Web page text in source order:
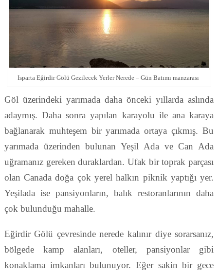
Isparta Eğirdir Gölü Gezilecek Yerler Nerede – Gün Batımı manzarası
Göl üzerindeki yarımada daha önceki yıllarda aslında
adaymış. Daha sonra yapılan karayolu ile ana karaya
bağlanarak muhteşem bir yarımada ortaya çıkmış. Bu
yarımada üzerinden bulunan Yeşil Ada ve Can Ada
uğramanız gereken duraklardan. Ufak bir toprak parçası
olan Canada doğa çok yerel halkın piknik yaptığı yer.
Yeşilada ise pansiyonların, balık restoranlarının daha
çok bulunduğu mahalle.
Eğirdir Gölü çevresinde nerede kalınır diye sorarsanız,
bölgede kamp alanları, oteller, pansiyonlar gibi
konaklama imkanları bulunuyor. Eğer sakin bir gece